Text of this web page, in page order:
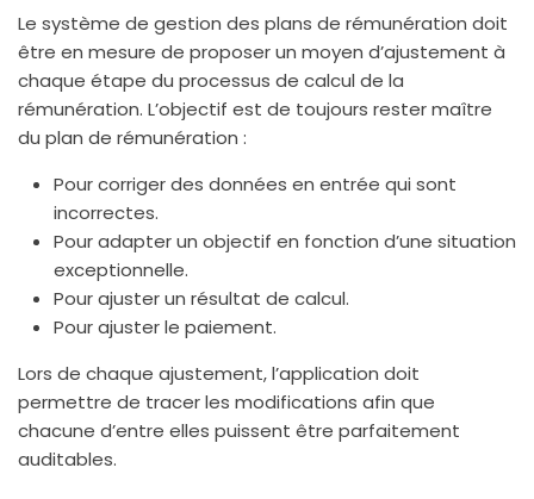
Le système de gestion des plans de rémunération doit
être en mesure de proposer un moyen d’ajustement à
chaque étape du processus de calcul de la
rémunération. L’objectif est de toujours rester maître
du plan de rémunération :
Pour corriger des données en entrée qui sont
incorrectes.
Pour adapter un objectif en fonction d’une situation
exceptionnelle.
Pour ajuster un résultat de calcul.
Pour ajuster le paiement.
Lors de chaque ajustement, l’application doit
permettre de tracer les modifications afin que
chacune d’entre elles puissent être parfaitement
auditables.